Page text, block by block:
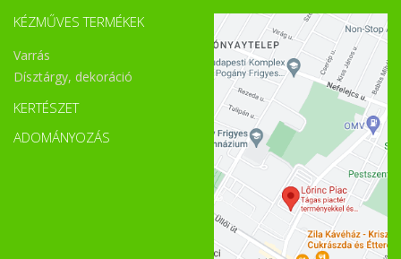
KÉZMŰVES TERMÉKEK
Varrás
Dísztárgy, dekoráció
KERTÉSZET
ADOMÁNYOZÁS